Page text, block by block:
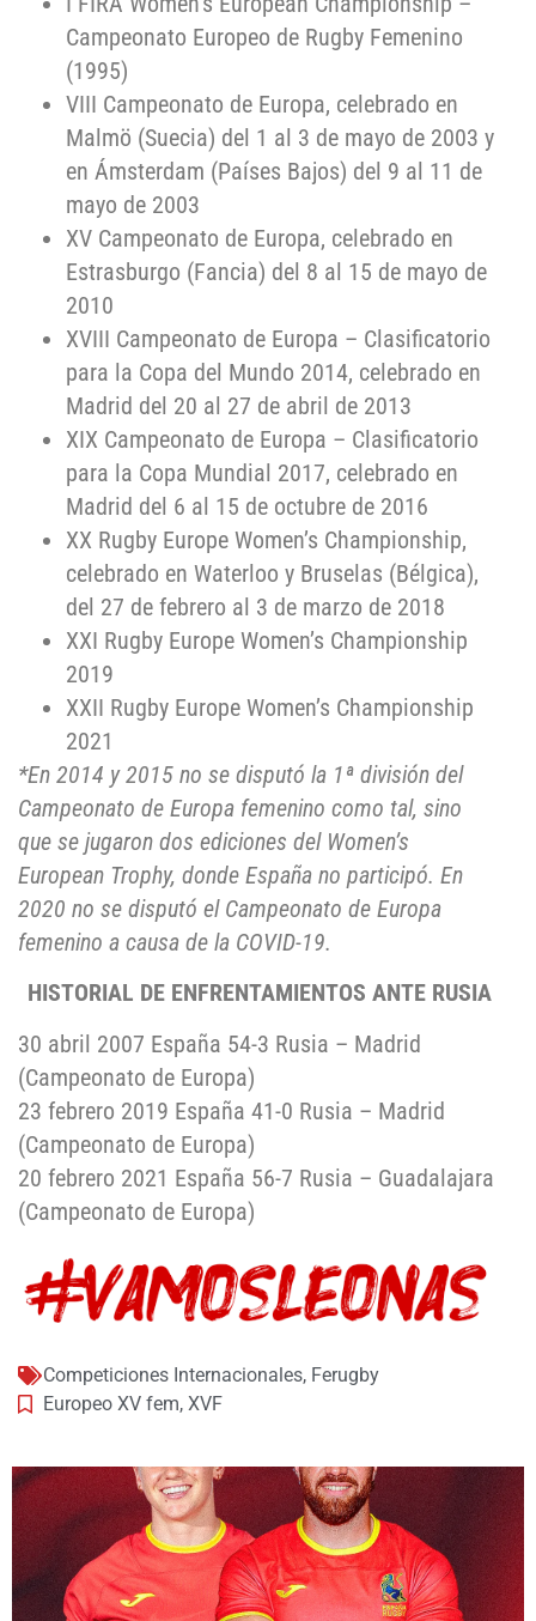
Campeonato Europeo de Rugby Femenino
(1995)
VIII Campeonato de Europa, celebrado en
Malmö (Suecia) del 1 al 3 de mayo de 2003 y
en Ámsterdam (Países Bajos) del 9 al 11 de
mayo de 2003
XV Campeonato de Europa, celebrado en
Estrasburgo (Fancia) del 8 al 15 de mayo de
2010
XVIII Campeonato de Europa – Clasificatorio
para la Copa del Mundo 2014, celebrado en
Madrid del 20 al 27 de abril de 2013
XIX Campeonato de Europa – Clasificatorio
para la Copa Mundial 2017, celebrado en
Madrid del 6 al 15 de octubre de 2016
XX Rugby Europe Women’s Championship,
celebrado en Waterloo y Bruselas (Bélgica),
del 27 de febrero al 3 de marzo de 2018
XXI Rugby Europe Women’s Championship
2019
XXII Rugby Europe Women’s Championship
2021
*En 2014 y 2015 no se disputó la 1ª división del
Campeonato de Europa femenino como tal, sino
que se jugaron dos ediciones del Women’s
European Trophy, donde España no participó. En
2020 no se disputó el Campeonato de Europa
femenino a causa de la COVID-19.
HISTORIAL DE ENFRENTAMIENTOS ANTE RUSIA
30 abril 2007 España 54-3 Rusia – Madrid
(Campeonato de Europa)
23 febrero 2019 España 41-0 Rusia – Madrid
(Campeonato de Europa)
20 febrero 2021 España 56-7 Rusia – Guadalajara
(Campeonato de Europa)
Competiciones Internacionales, Ferugby
Europeo XV fem, XVF